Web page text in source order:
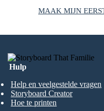
MAAK MIJN
Hulp
Help en veelgestelde vragen
Storyboard Creator
Hoe te printen